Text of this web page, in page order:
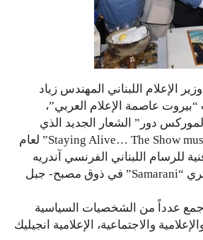
الإعلام اللبناني المهندس زياد
عاصمة الإعلام العربي”،
دور” الشعار الجديد الذي
يحمل عنوان “Staying Alive… The Show must go on” لعام
فنية للرسام اللبناني الفرنسي آندريه
فردورو، وذلك في غاليري “Samarani” في ذوق مصبح- جبل
عدداً من الشخصيات السياسية
والاجتماعية، الإعلامية انجيليك